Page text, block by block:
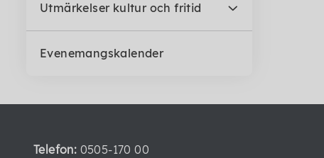
Utmärkelser kultur och fritid
Evenemangskalender
Telefon: 0505-170 00